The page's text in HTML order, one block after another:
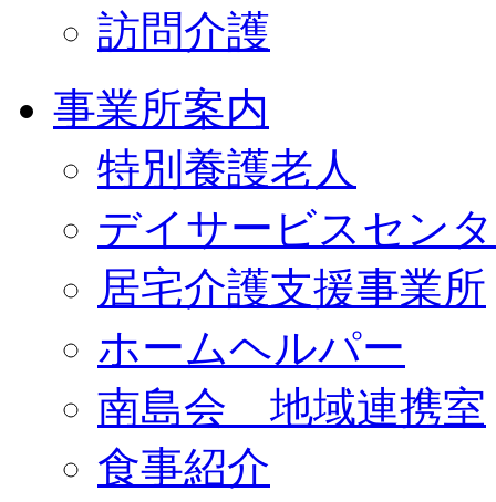
訪問介護
事業所案内
特別養護老人
デイサービスセン
居宅介護支援事業所
ホームヘルパー
南島会 地域連携室
食事紹介